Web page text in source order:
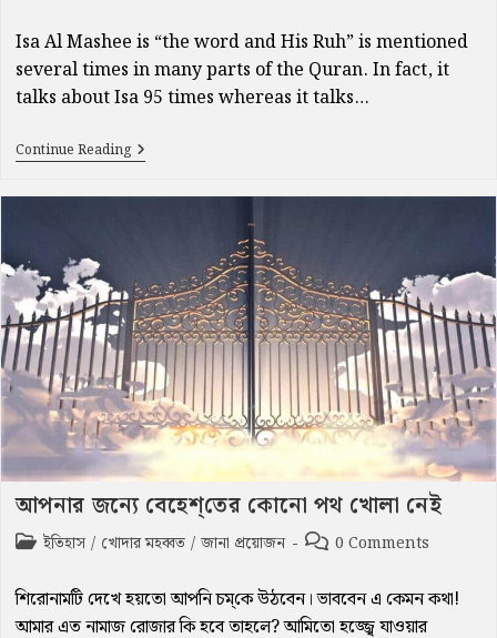
Isa Al Mashee is “the word and His Ruh” is mentioned
several times in many parts of the Quran. In fact, it
talks about Isa 95 times whereas it talks…
Continue ReadingIsa
Al
Is
Allah
And
His
Ruh
আপনার জন্যে বেহেশ্‌তের কোনো পথ খোলা নেই
Postইতিহাস / খোদার মহব্বত / জানা প্রয়োজন
Post0 Comments
শিরোনামটি দেখে হয়তো আপনি চম্‌কে উঠবেন। ভাববেন এ কেমন কথা!
আমার এত নামাজ রোজার কি হবে তাহলে? আমিতো হজ্জ্বে যাওয়ার